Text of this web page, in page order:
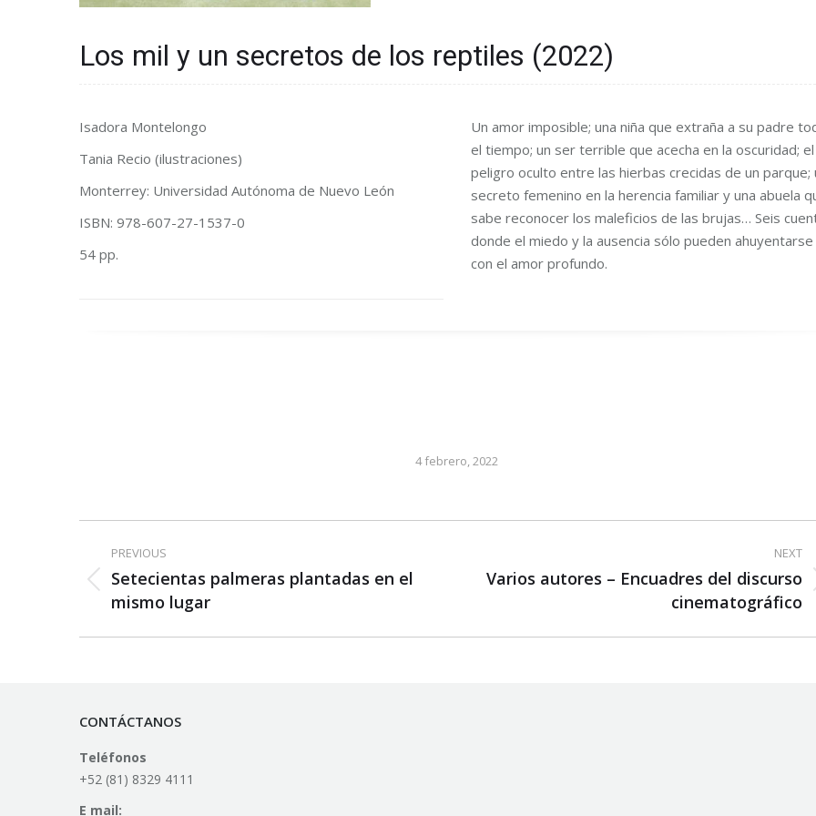
Los mil y un secretos de los reptiles (2022)
Isadora Montelongo
Tania Recio (ilustraciones)
Monterrey: Universidad Autónoma de Nuevo León
ISBN: 978-607-27-1537-0
54 pp.
Un amor imposible; una niña que extraña a su padre
el tiempo; un ser terrible que acecha en la oscuridad; el
peligro oculto entre las hierbas crecidas de un parque;
secreto femenino en la herencia familiar y una abuela
sabe reconocer los maleficios de las brujas… Seis
donde el miedo y la ausencia sólo pueden ahuyentarse
con el amor profundo.
4 febrero, 2022
navigation
PREVIOUS
Previous
post:
Setecientas palmeras plantadas en el
mismo lugar
NEXT
Next
Varios autores – Encuadres del discurso
cinematográfico
CONTÁCTANOS
Teléfonos
+52 (81) 8329 4111
E mail: